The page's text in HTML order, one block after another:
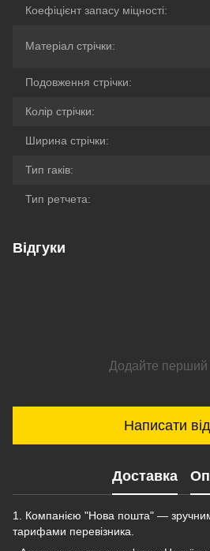
Коефіцієнт запасу міцності:
Матеріал стрічки:
Подовження стрічки:
Колір стрічки:
Ширина стрічки:
Тип гаків:
Тип ретчета:
Відгуки
Додайте перший
Написати
Доставка
1. Компанією "Нова пошта" —
тарифами перевізника.